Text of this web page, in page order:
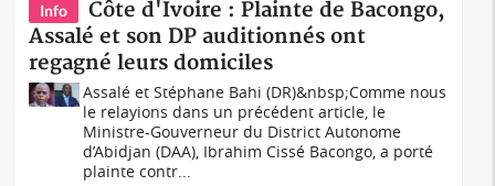
Info
Côte d'Ivoire : Plainte de Bacongo,
Assalé et son DP auditionnés ont
regagné leurs domiciles
Assalé et Stéphane Bahi (DR)&nbsp;Comme nous
le relayions dans un précédent article, le
Ministre-Gouverneur du District Autonome
d’Abidjan (DAA), Ibrahim Cissé Bacongo, a porté
plainte contr...